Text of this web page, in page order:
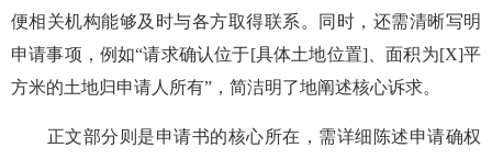
便相关机构能够及时与各方取得联系。同时，还需清晰写明
申请事项，例如“请求确认位于[具体土地位置]、面积为[X]平
方米的土地归申请人所有”，简洁明了地阐述核心诉求。
正文部分则是申请书的核心所在，需详细陈述申请确权